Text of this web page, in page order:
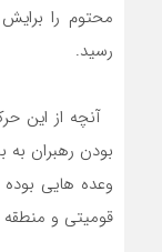
رسید.
آنچه از این
بودن رهبران
وعده هایی
قومیتی و منطقه